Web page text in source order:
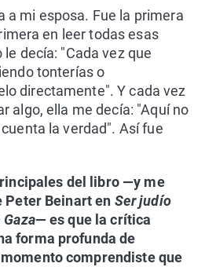
a mi esposa. Fue la primera
en leer todas esas
decía: "Cada vez que
tonterías o
directamente". Y cada vez
algo, ella me decía: "Aquí no
la verdad". Así fue
del libro —y me
Peter Beinart en Ser judío
— es que la crítica
forma profunda de
comprendiste que